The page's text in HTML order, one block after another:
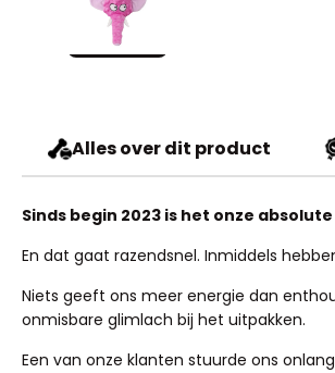
Alles over dit product
Sinds begin 2023 is het onze
En dat gaat razendsnel. Inmiddels
Niets geeft ons meer energie dan
onmisbare glimlach bij het uitpakken.
Een van onze klanten stuurde ons